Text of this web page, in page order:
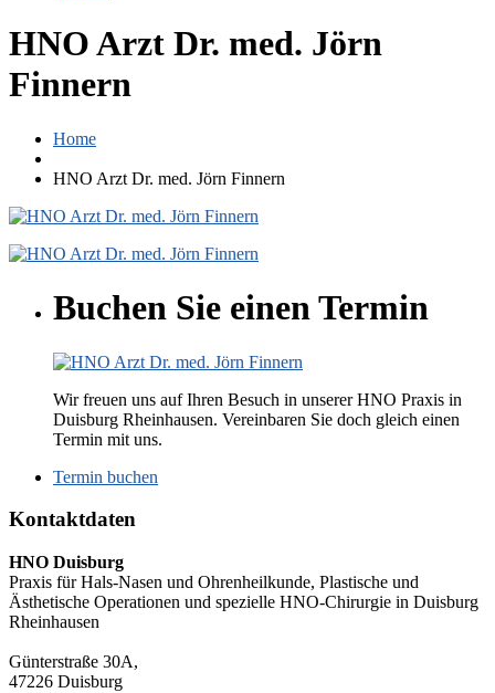
HNO Arzt Dr. med. Jörn
Finnern
Home
HNO Arzt Dr. med. Jörn Finnern
Buchen Sie einen Termin
Wir freuen uns auf Ihren Besuch in unserer HNO Praxis in
Duisburg Rheinhausen. Vereinbaren Sie doch gleich einen
Termin mit uns.
Termin buchen
Kontaktdaten
HNO Duisburg
Praxis für Hals-Nasen und Ohrenheilkunde, Plastische und
Ästhetische Operationen und spezielle HNO-Chirurgie in Duisburg
Rheinhausen
Günterstraße 30A,
47226 Duisburg